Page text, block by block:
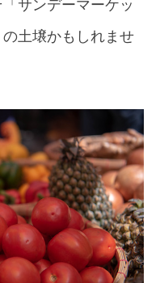
サンデーマーケッ
土壌かもしれませ